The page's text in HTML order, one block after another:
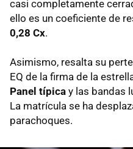
casi completamente
ello es un coeficiente de
0,28 Cx.
Asimismo, resalta su
EQ de la firma de la
Panel típica y las bandas
La matrícula se ha
parachoques.